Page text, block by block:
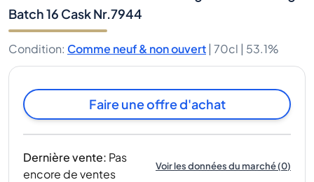
Batch 16 Cask Nr.7944
Condition: Comme neuf & non ouvert | 70cl | 53.1%
Faire une offre d'achat
Dernière vente: Pas
encore de ventes
Voir les données du marché(0)